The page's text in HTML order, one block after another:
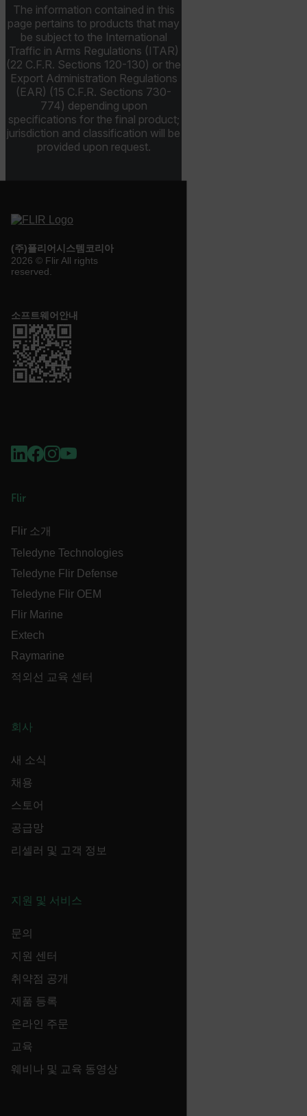
The information contained in this
page pertains to products that may
be subject to the International
Traffic in Arms Regulations (ITAR)
(22 C.F.R. Sections 120-130) or the
Export Administration Regulations
(EAR) (15 C.F.R. Sections 730-
774) depending upon
specifications for the final product;
jurisdiction and classification will be
provided upon request.
(주)플리어시스템코리아
2026 © Flir All rights
reserved.
소프트웨어안내
Flir
Flir 소개
Teledyne Technologies
Teledyne Flir Defense
Teledyne Flir OEM
Flir Marine
Extech
Raymarine
적외선 교육 센터
회사
새 소식
채용
스토어
공급망
리셀러 및 고객 정보
지원 및 서비스
문의
지원 센터
취약점 공개
제품 등록
온라인 주문
교육
웨비나 및 교육 동영상
__epiXSRF
OpenIdConnect.nonce.
{1-60}
.AspNetCore.Correlation.[-
tdfdomain
Privacy Policy